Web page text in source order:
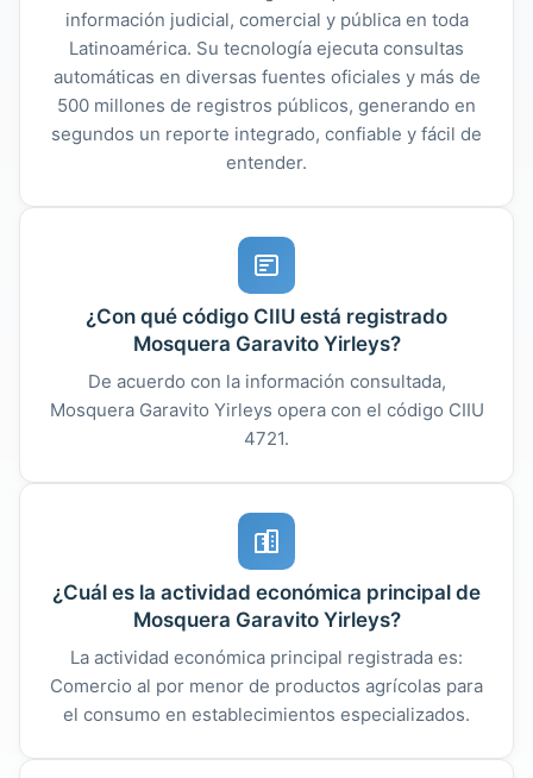
información judicial, comercial y pública en toda
Latinoamérica. Su tecnología ejecuta consultas
automáticas en diversas fuentes oficiales y más de
500 millones de registros públicos, generando en
segundos un reporte integrado, confiable y fácil de
entender.
¿Con qué código CIIU está registrado
Mosquera Garavito Yirleys?
De acuerdo con la información consultada,
Mosquera Garavito Yirleys opera con el código CIIU
4721.
¿Cuál es la actividad económica principal de
Mosquera Garavito Yirleys?
La actividad económica principal registrada es:
Comercio al por menor de productos agrícolas para
el consumo en establecimientos especializados.